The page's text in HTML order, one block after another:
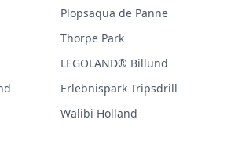
Plopsaqua de Panne
Thorpe Park
LEGOLAND® Billund
Erlebnispark Tripsdrill
Walibi Holland